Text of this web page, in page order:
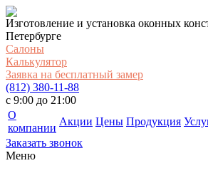
Изготовление и установка оконных
Петербурге
Салоны
Калькулятор
Заявка на бесплатный замер
(812) 380-11-88
c 9:00 до 21:00
О
компании
Акции Цены Продукция
Заказать звонок
Меню